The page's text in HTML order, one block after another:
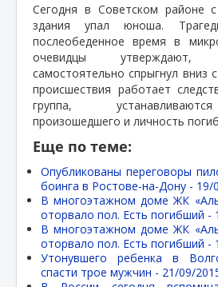
Сегодня в Советском районе
здания упал юноша.
послеобеденное время в
очевидцы
самостоятельно спрыгнул вниз
происшествия работает
группа,
произошедшего и личность
Еще по теме:
Опубликованы переговоры
боинга в Ростове-на-Дону - 19/
В многоэтажном доме ЖК
оторвало пол. Есть погибший -
В многоэтажном доме ЖК
оторвало пол. Есть погибший -
Утонувшего ребенка в
спасти трое мужчин - 21/09/